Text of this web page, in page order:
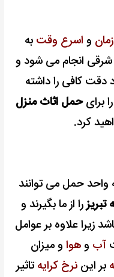
و اسرع وقت به
شرقی انجام می شود و
کافی را داشته
برایحمل اثاث منزل
کرد.
واحد حمل می توانند
را از ما بگیرند و
زیرا علاوه بر عوامل
آب وهوا و میزان
بر این نرخ کرایهتاثیر